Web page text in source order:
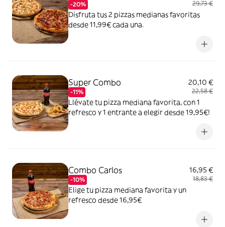
-20% 29,73 €
Disfruta tus 2 pizzas medianas favoritas
desde 11,99€ cada una.
Super Combo
-11%
20,10 €
22,58 €
Llévate tu pizza mediana favorita, con 1
refresco y 1 entrante a elegir desde 19,95€!
Combo Carlos
-10%
16,95 €
18,83 €
Elige tu pizza mediana favorita y un
refresco desde 16,95€